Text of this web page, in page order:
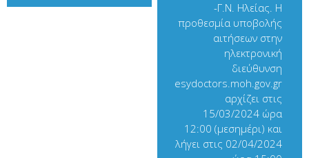
-Γ.Ν. Ηλείας. Η
προθεσμία υποβολής
αιτήσεων στην
ηλεκτρονική
διεύθυνση
esydoctors.moh.gov.gr
αρχίζει στις
15/03/2024 ώρα
12:00 (μεσημέρι) και
λήγει στις 02/04/2024